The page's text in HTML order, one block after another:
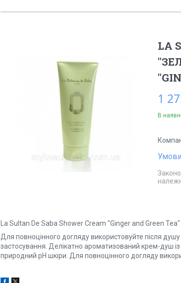
LA
1
В
La Sultan De Saba Shower Cream "Ginger and Green
Для повноцінного догляду використовуйте після
застосування. Делікатно ароматизований крем-душ
природний pH шкіри. Для повноцінного догляду